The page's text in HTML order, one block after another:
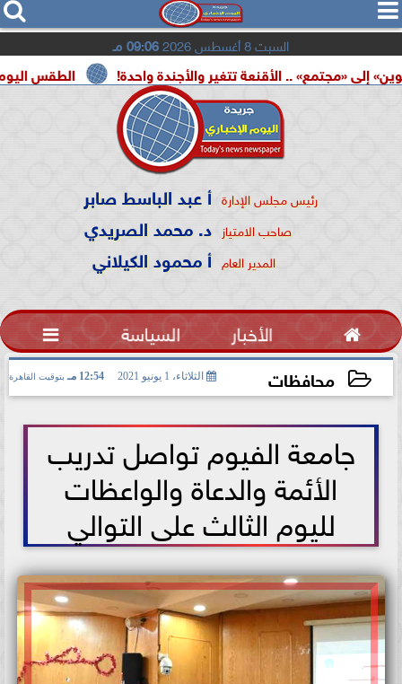
  
السبت 8 أغسطس 2026 09:06 مـ
الطقس اليوم.. شديد .. الأقنعة تتغير والأجندة واحدة!
رئيس مجلس الإدارة أ عبد الباسط صابر
صاحب الامتياز د. محمد الصريدي
المدير العام أ محمود الكيلاني
 الأخبار السياسة 
محافظات الثلاثاء، 1 يونيو 2021 12:54 مـ بتوقيت القاهرة
جامعة الفيوم تواصل تدريب
الأئمة والدعاة والواعظات
لليوم الثالث على التوالي